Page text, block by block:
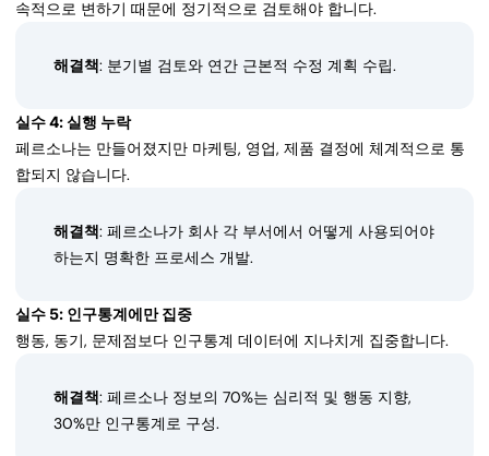
속적으로 변하기 때문에 정기적으로 검토해야 합니다.
해결책: 분기별 검토와 연간 근본적 수정 계획 수립.
실수 4: 실행 누락
페르소나는 만들어졌지만 마케팅, 영업, 제품 결정에 체계적으로 통
합되지 않습니다.
해결책: 페르소나가 회사 각 부서에서 어떻게 사용되어야
하는지 명확한 프로세스 개발.
실수 5: 인구통계에만 집중
행동, 동기, 문제점보다 인구통계 데이터에 지나치게 집중합니다.
해결책: 페르소나 정보의 70%는 심리적 및 행동 지향,
30%만 인구통계로 구성.